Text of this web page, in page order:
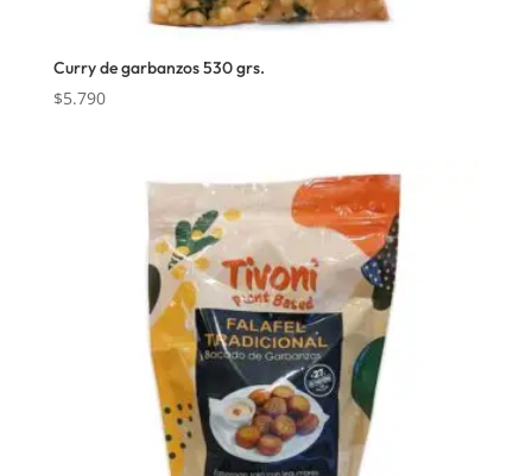
Curry de garbanzos 530 grs.
$5.790